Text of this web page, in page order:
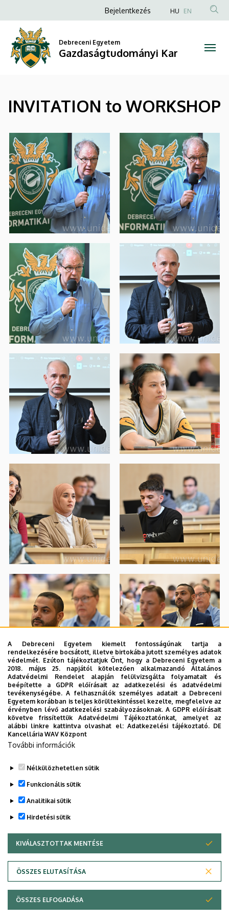
Gazdaságtudományi
Kar
a
tartalomra
Anonim
fiók
menüje
Bejelentkezés HU EN
Debreceni Egyetem
Gazdaságtudományi Kar
INVITATION to WORKSHOP
Adatvédelem
Copyright © 2026 Unideb
A Debreceni Egyetem kiemelt fontosságúnak tartja a
rendelkezésére bocsátott, illetve birtokába jutott személyes adatok
védelmét. Ezúton tájékoztatjuk Önt, hogy a Debreceni Egyetem a
2018. május 25. napjától kötelezően alkalmazandó Általános
Adatvédelmi Rendelet alapján felülvizsgálta folyamatait és
beépítette a GDPR előírásait az adatkezelési és adatvédelmi
tevékenységébe. A felhasználók személyes adatait a Debreceni
Egyetem korábban is teljes körültekintéssel kezelte, megfelelve az
érvényben lévő adatkezelési szabályozásoknak. A GDPR előírásait
követve frissítettük Adatvédelmi Tájékoztatónkat, amelyet az
alábbi linkre kattintva olvashat el:Adatkezelési tájékoztató. DE
Kancellária WAV Központ
További információk
Nélkülözhetetlen sütik
Funkcionális sütik
Analitikai sütik
Hirdetési sütik
KIVÁLASZTOTTAK MENTÉSE
ÖSSZES ELUTASÍTÁSA
WITHDRAW CONSENT
ÖSSZES ELFOGADÁSA